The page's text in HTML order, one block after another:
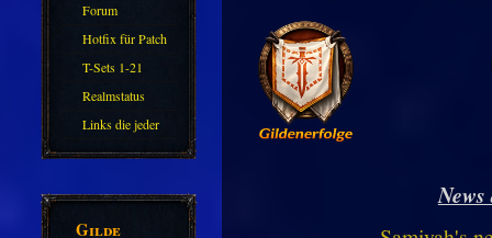
Forum
Hotfix für Patch
11.X
T-Sets 1-21
Realmstatus
Links die jeder
kennen sollte?!
Gilde